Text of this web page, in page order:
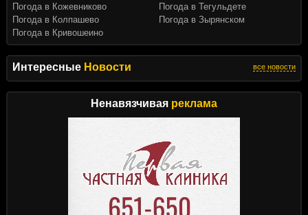
Интересные Новости все новости
Ненавязчивая реклама
Погода в Кожевниково
Погода в Колпашево
Погода в Кривошеино
Погода в Тегульдете
Погода в Зырянском